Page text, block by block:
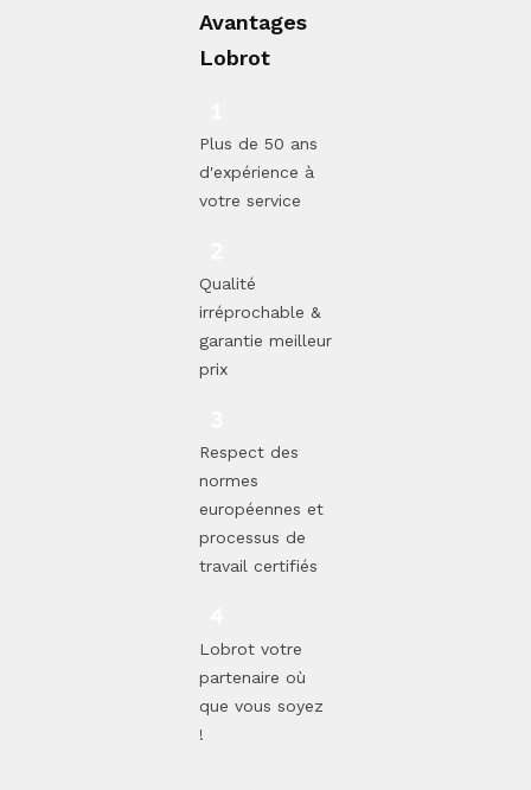
Avantages
Lobrot
Plus de 50 ans
d'expérience à
votre service
Qualité
irréprochable &
garantie meilleur
prix
Respect des
normes
européennes et
processus de
travail certifiés
Lobrot votre
partenaire où
que vous soyez
!